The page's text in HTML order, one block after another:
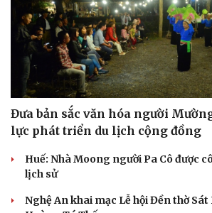
Săn Tour
check-in
Đọc
Cửa sổ
Kể
Hạt
Đưa bản sắc văn hóa người
lực phát triển du lịch cộng đồng
Huế: Nhà Moong người Pa Cô được
lịch sử
Nghệ An khai mạc Lễ hội Đền thờ